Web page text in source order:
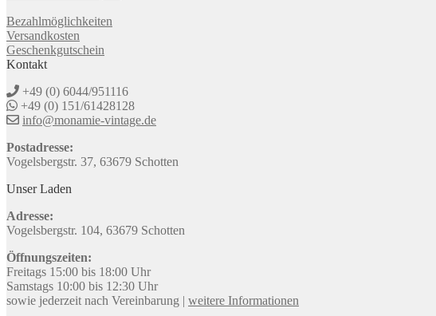
Bezahlmöglichkeiten
Versandkosten
Geschenkgutschein
Kontakt
+49 (0) 6044/951116
+49 (0) 151/61428128
info@monamie-vintage.de
Postadresse:
Vogelsbergstr. 37, 63679 Schotten
Unser Laden
Adresse:
Vogelsbergstr. 104, 63679 Schotten
Öffnungszeiten:
Freitags 15:00 bis 18:00 Uhr
Samstags 10:00 bis 12:30 Uhr
sowie jederzeit nach Vereinbarung | weitere Informationen